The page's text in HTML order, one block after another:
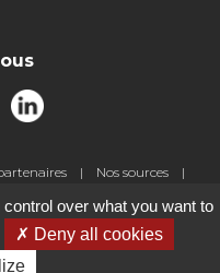
Nos sources
Gestion des cookies
over what you want to
Deny all cookies